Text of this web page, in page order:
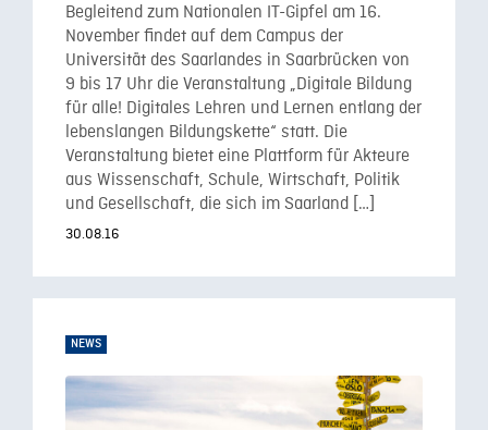
Begleitend zum Nationalen IT-Gipfel am 16.
November findet auf dem Campus der
Universität des Saarlandes in Saarbrücken von
9 bis 17 Uhr die Veranstaltung „Digitale Bildung
für alle! Digitales Lehren und Lernen entlang der
lebenslangen Bildungskette“ statt. Die
Veranstaltung bietet eine Plattform für Akteure
aus Wissenschaft, Schule, Wirtschaft, Politik
und Gesellschaft, die sich im Saarland […]
30.08.16
NEWS